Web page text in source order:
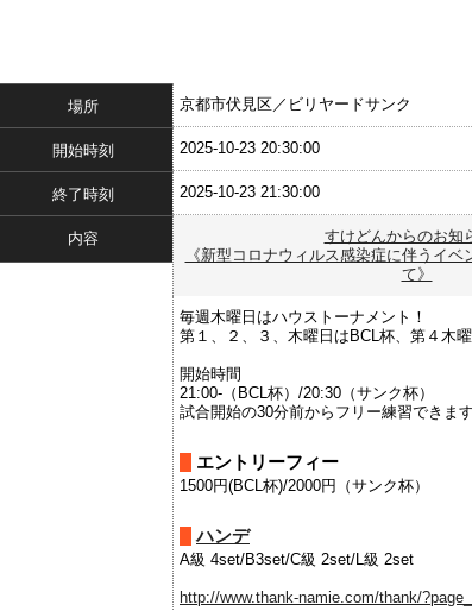
場所 京都市伏見区／ビリヤードサンク
開始時刻 2025-10-23 20:30:00
終了時刻 2025-10-23 21:30:00
内容
すけどんからのお知
《新型コロナウィルス感染症に伴うイ
て》
毎週木曜日はハウストーナメント！
第１、２、３、木曜日はBCL杯、第４木
開始時間
21:00-（BCL杯）/20:30（サンク杯）
試合開始の30分前からフリー練習できま
エントリーフィー
1500円(BCL杯)/2000円（サンク杯）
ハンデ
A級 4set/B3set/C級 2set/L級 2set
http://www.thank-namie.com/thank/